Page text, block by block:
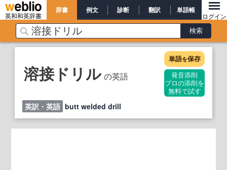
英和和英辞書
辞書 例文 診断 翻訳 単語帳
ログイン
溶接ドリル の英語
単語を保存
発音添削
プロの添削を
無料で試す
英訳・英語 butt welded drill